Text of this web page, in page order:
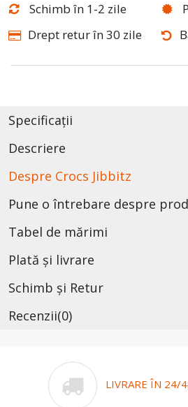
Schimb în 1-2 zile
Drept retur în 30 zile
Specificații
Descriere
Despre Crocs Jibbitz
Pune o întrebare despre
Tabel de mărimi
Plată și livrare
Schimb și Retur
Recenzii(0)
LIVRARE ÎN 24/